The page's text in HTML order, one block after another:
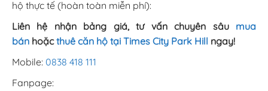
hộ thực tế (hoàn toàn miễn phí):
Liên hệ nhận bảng giá, tư vấn chuyên sâu mua
bán hoặcthuê căn hộ tại Times City Park Hill ngay!
Mobile: 0838 418 111
Fanpage: